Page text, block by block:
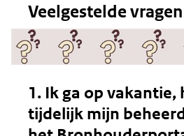
Veelgestelde
1. Ik ga op vakantie,
tijdelijk mijn